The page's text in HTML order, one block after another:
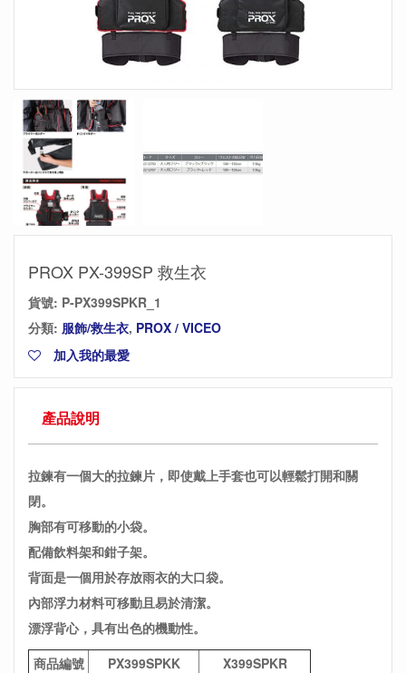
PROX PX-399SP 救生衣
貨號: P-PX399SPKR_1
分類: 服飾/救生衣, PROX / VICEO
加入我的最愛
產品說明
拉鍊有一個大的拉鍊片，即使戴上手套也可以輕鬆打開和關
閉。
胸部有可移動的小袋。
配備飲料架和鉗子架。
背面是一個用於存放雨衣的大口袋。
內部浮力材料可移動且易於清潔。
漂浮背心，具有出色的機動性。
商品編號
PX399SPKK
X399SPKR